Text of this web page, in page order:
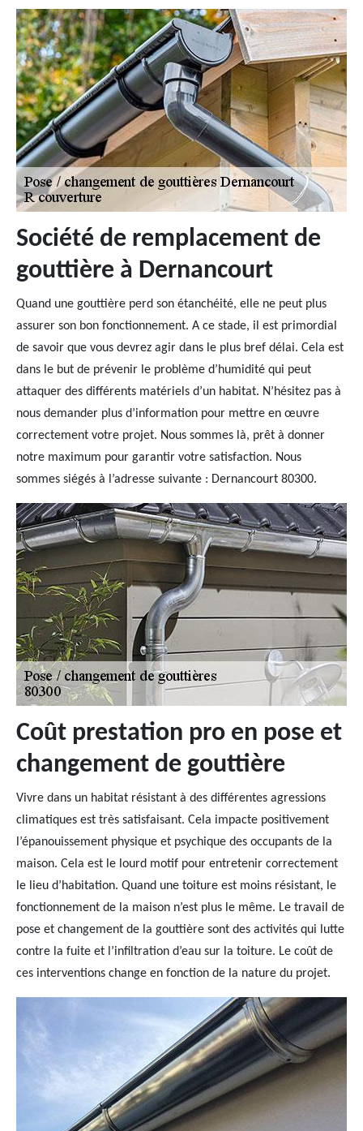
Société de remplacement de
gouttière à Dernancourt
Quand une gouttière perd son étanchéité, elle ne peut plus
assurer son bon fonctionnement. A ce stade, il est primordial
de savoir que vous devrez agir dans le plus bref délai. Cela est
dans le but de prévenir le problème d’humidité qui peut
attaquer des différents matériels d’un habitat. N’hésitez pas à
nous demander plus d’information pour mettre en œuvre
correctement votre projet. Nous sommes là, prêt à donner
notre maximum pour garantir votre satisfaction. Nous
sommes siégés à l’adresse suivante : Dernancourt 80300.
Coût prestation pro en pose et
changement de gouttière
Vivre dans un habitat résistant à des différentes agressions
climatiques est très satisfaisant. Cela impacte positivement
l’épanouissement physique et psychique des occupants de la
maison. Cela est le lourd motif pour entretenir correctement
le lieu d’habitation. Quand une toiture est moins résistant, le
fonctionnement de la maison n’est plus le même. Le travail de
pose et changement de la gouttière sont des activités qui lutte
contre la fuite et l’infiltration d’eau sur la toiture. Le coût de
ces interventions change en fonction de la nature du projet.